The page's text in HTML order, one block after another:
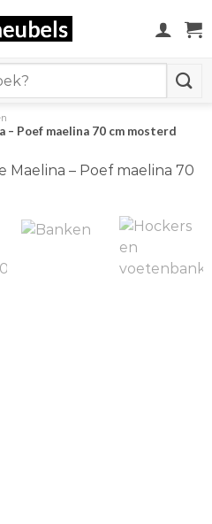
– Poef maelina 70 cm mosterd